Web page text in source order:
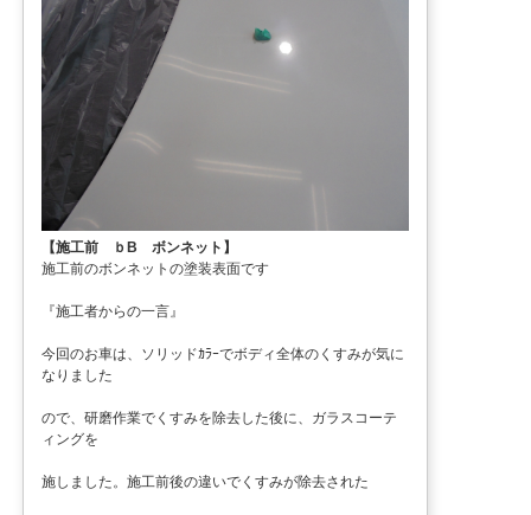
【施工前 ｂB ボンネット】
施工前のボンネットの塗装表面です
『施工者からの一言』
今回のお車は、ソリッドｶﾗｰでボディ全体のくすみが気に
なりました
ので、研磨作業でくすみを除去した後に、ガラスコーテ
ィングを
施しました。施工前後の違いでくすみが除去された